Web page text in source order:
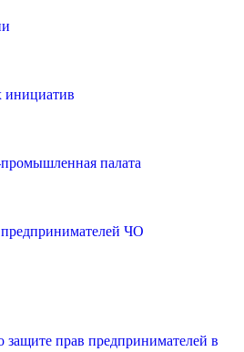
инициатив
палата
ЧО
прав предпринимателей в